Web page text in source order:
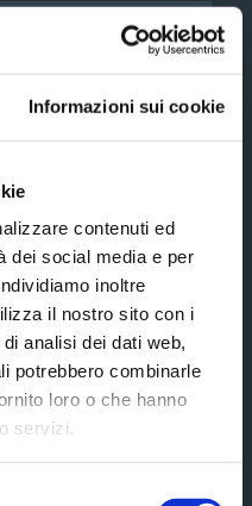
Informazioni sui cookie
contenuti ed
dei social media e per
inoltre
il nostro sito con i
analisi dei dati web,
potrebbero combinarle
loro o che hanno
servizi.
of the